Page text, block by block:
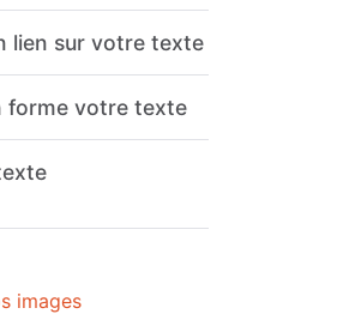
lien sur votre texte
forme votre texte
images